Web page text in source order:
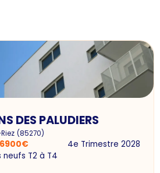
DES PALUDIERS
(85270)
€
4e Trimestre 2028
T2 à T4